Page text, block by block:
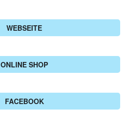
WEBSEITE
ONLINE SHOP
FACEBOOK